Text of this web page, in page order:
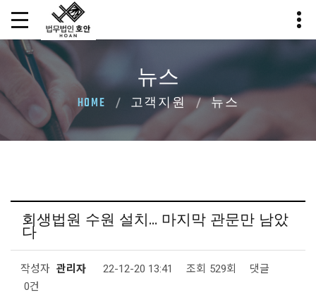
뉴스
HOME 고객지원 뉴스
회생법원 수원 설치… 마지막 관문만 남았
다
작성자 관리자 22-12-20 13:41 조회 529회
댓글
0건